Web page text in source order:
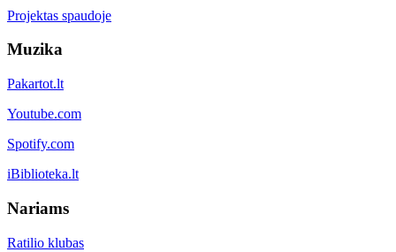
Projektas spaudoje
Muzika
Pakartot.lt
Youtube.com
Spotify.com
iBiblioteka.lt
Nariams
Ratilio klubas